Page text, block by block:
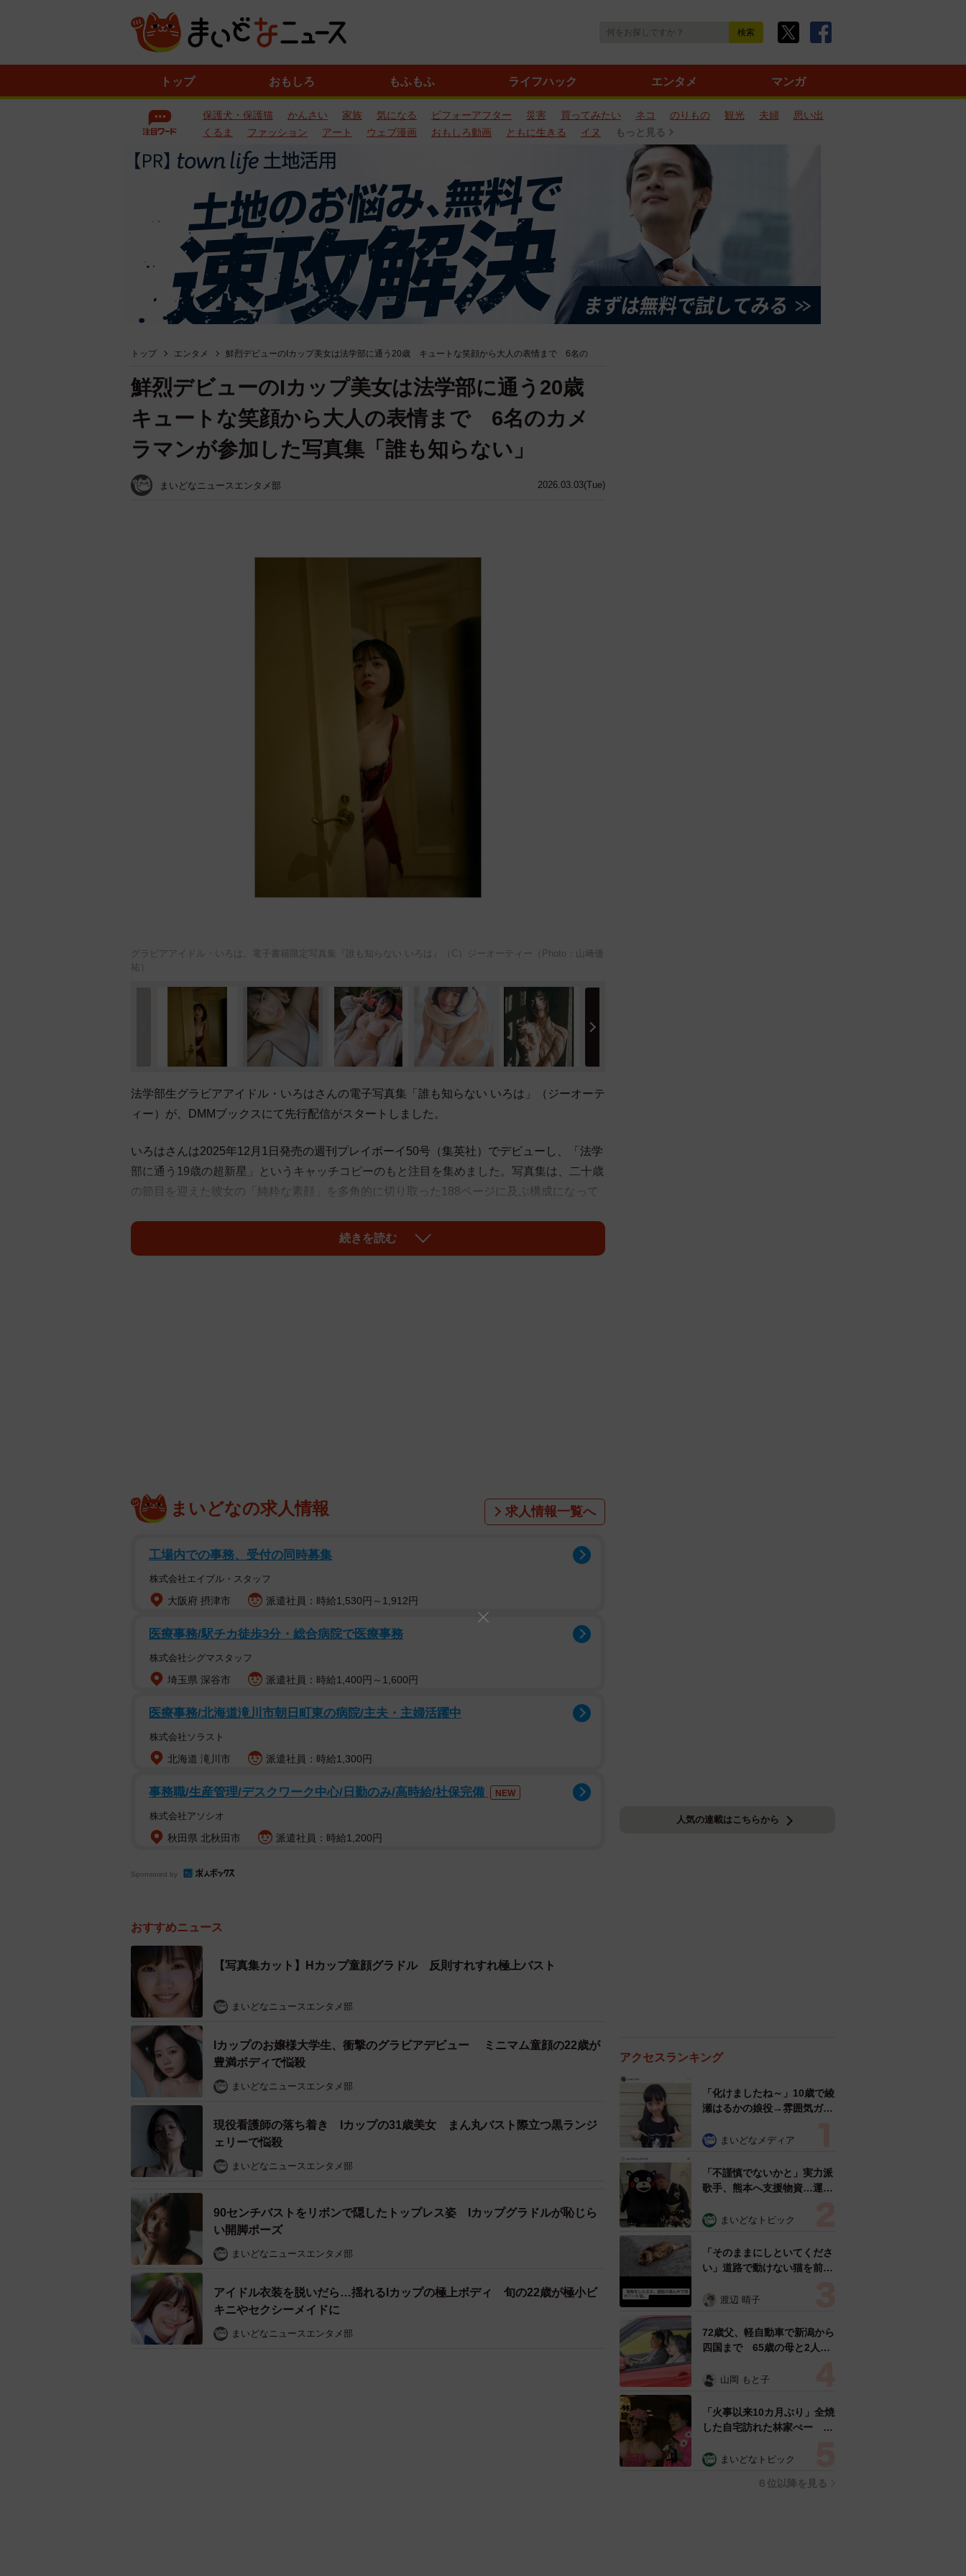
トップ おもしろ もふもふ ライフハック エンタメ マンガ
保護犬・保護猫 かんさい 家族 気になる ビフォーアフター 災害 買ってみたい ネコ のりもの 観光 夫婦
思い出
くるま
ファッション アート ウェブ漫画 おもしろ動画 ともに生きる イヌ もっと見る
トップ エンタメ 鮮烈デビューのIカップ美女は法学部に通う20歳 キュートな笑顔から大人の表情まで 6名の
2026.03.03(Tue)
鮮烈デビューのIカップ美女は法学部に通う20歳
キュートな笑顔から大人の表情まで 6名のカメ
ラマンが参加した写真集「誰も知らない」
まいどなニュースエンタメ部
グラビアアイドル・いろは、電子書籍限定写真集『誰も知らない いろは』（C）ジーオーティー（Photo：山﨑優
祐）
法学部生グラビアアイドル・いろはさんの電子写真集「誰も知らない いろは」（ジーオーテ
ィー）が、DMMブックスにて先行配信がスタートしました。
いろはさんは2025年12月1日発売の週刊プレイボーイ50号（集英社）でデビューし、「法学
部に通う19歳の超新星」というキャッチコピーのもと注目を集めました。写真集は、二十歳
の節目を迎えた彼女の「純粋な素顔」を多角的に切り取った188ページに及ぶ構成になって
aika、Micchii、ましゅー。、晴知花、石橋純、山﨑優祐という、ジャンルの垣根を超えて活
続きを読む
まいどなの求人情報 求人情報一覧へ
工場内での事務、受付の同時募集
株式会社エイブル・スタッフ
大阪府 摂津市 派遣社員：時給1,530円～1,912円
医療事務/駅チカ徒歩3分・総合病院で医療事務
株式会社シグマスタッフ
埼玉県 深谷市 派遣社員：時給1,400円～1,600円
医療事務/北海道滝川市朝日町東の病院/主夫・主婦活躍中
株式会社ソラスト
北海道 滝川市 派遣社員：時給1,300円
事務職/生産管理/デスクワーク中心/日勤のみ/高時給/社保完備 NEW
株式会社アソシオ
秋田県 北秋田市 派遣社員：時給1,200円
Sponsored by
おすすめニュース
【写真集カット】Hカップ童顔グラドル 反則すれすれ極上バスト
まいどなニュースエンタメ部
Iカップのお嬢様大学生、衝撃のグラビアデビュー ミニマム童顔の22歳が
豊満ボディで悩殺
まいどなニュースエンタメ部
現役看護師の落ち着き Iカップの31歳美女 まん丸バスト際立つ黒ランジ
ェリーで悩殺
まいどなニュースエンタメ部
90センチバストをリボンで隠したトップレス姿 Iカップグラドルが恥じら
い開脚ポーズ
まいどなニュースエンタメ部
アイドル衣装を脱いだら…揺れるIカップの極上ボディ 旬の22歳が極小ビ
キニやセクシーメイドに
まいどなニュースエンタメ部
人気の連載はこちらから
アクセスランキング
「化けましたね～」10歳で綾
瀬はるかの娘役→雰囲気ガラ
雰囲気が」「宝塚に入れそ
まいどなメディア
「不謹慎でないかと」実力派
歌手、熊本へ支援物資…運搬
めらい 「痛いほど伝わる」
まいどなトピック
「そのままにしといてくださ
い」道路で動けない猫を前に
ようとした4日間 「命の重
表の訴え
渡辺 晴子
72歳父、軽自動車で新潟から
四国まで 65歳の母と2人で
憩まで分刻み… 「大学生で
山岡 もと子
「火事以来10カ月ぶり」全焼
した自宅訪れた林家ぺー 内
ン状態の部屋に呆然
まいどなトピック
６位以降を見る